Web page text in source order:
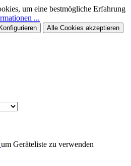
um eine bestmögliche Erfahrung
...
Konfigurieren Alle Cookies akzeptieren
um Geräteliste zu verwenden